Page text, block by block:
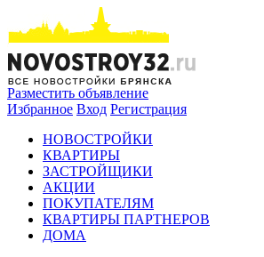
Разместить объявление
Избранное Вход Регистрация
НОВОСТРОЙКИ
КВАРТИРЫ
ЗАСТРОЙЩИКИ
АКЦИИ
ПОКУПАТЕЛЯМ
КВАРТИРЫ ПАРТНЕРОВ
ДОМА